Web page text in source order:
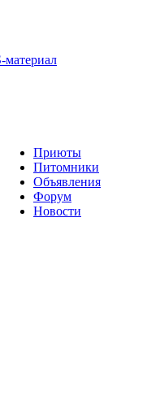
Приюты
Питомники
Объявления
Форум
Новости